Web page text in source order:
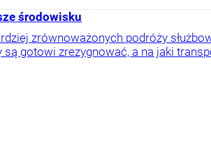
środowisku
zrównoważonych podróży
są gotowi zrezygnować, a na jaki